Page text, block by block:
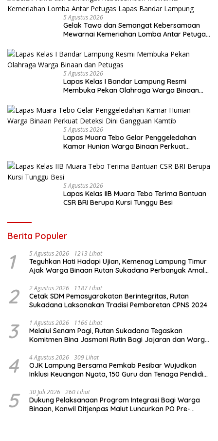
5 Agustus 2026
Gelak Tawa dan Semangat Kebersamaan
Mewarnai Kemeriahan Lomba Antar Petugas
5 Agustus 2026
Lapas Kelas I Bandar Lampung Resmi
Membuka Pekan Olahraga Warga Binaan
5 Agustus 2026
Lapas Muara Tebo Gelar Penggeledahan
Kamar Hunian Warga Binaan Perkuat
5 Agustus 2026
Lapas Kelas IIB Muara Tebo Terima Bantuan
CSR BRI Berupa Kursi Tunggu Besi
Berita Populer
1 5 Agustus 2026 1213 Lihat
Teguhkan Hati Hadapi Ujian, Kemenag Lampung Timur
Ajak Warga Binaan Rutan Sukadana Perbanyak Amal
2 2 Agustus 2026 1187 Lihat
Cetak SDM Pemasyarakatan Berintegritas, Rutan
Sukadana Laksanakan Tradisi Pembaretan CPNS 2024
3 1 Agustus 2026 1166 Lihat
Melalui Senam Pagi, Rutan Sukadana Tegaskan
Komitmen Bina Jasmani Rutin Bagi Jajaran dan Warga
4 4 Agustus 2026 309 Lihat
OJK Lampung Bersama Pemkab Pesibar Wujudkan
Inklusi Keuangan Nyata, 150 Guru dan Tenaga Pendidik
5 30 Juli 2026 260 Lihat
Dukung Pelaksanaan Program Integrasi Bagi Warga
Binaan, Kanwil Ditjenpas Malut Luncurkan PO Pre-